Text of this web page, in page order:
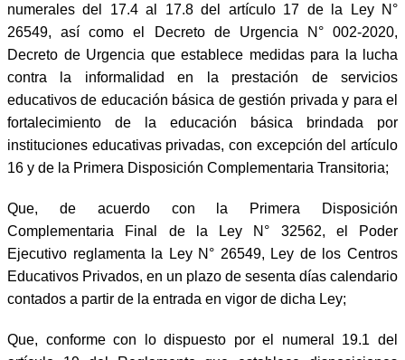
numerales del 17.4 al 17.8 del artículo 17 de la Ley N°
26549, así como el Decreto de Urgencia N° 002-2020,
Decreto de Urgencia que establece medidas para la lucha
contra la informalidad en la prestación de servicios
educativos de educación básica de gestión privada y para el
fortalecimiento de la educación básica brindada por
instituciones educativas privadas, con excepción del artículo
16 y de la Primera Disposición Complementaria Transitoria;
Que, de acuerdo con la Primera Disposición
Complementaria Final de la Ley N° 32562, el Poder
Ejecutivo reglamenta la Ley N° 26549, Ley de los Centros
Educativos Privados, en un plazo de sesenta días calendario
contados a partir de la entrada en vigor de dicha Ley;
Que, conforme con lo dispuesto por el numeral 19.1 del